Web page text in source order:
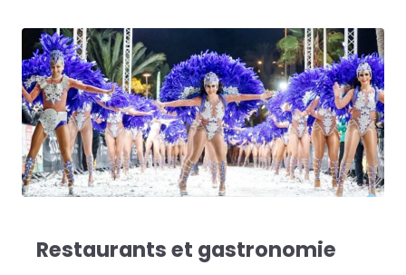
Restaurants et gastronomie